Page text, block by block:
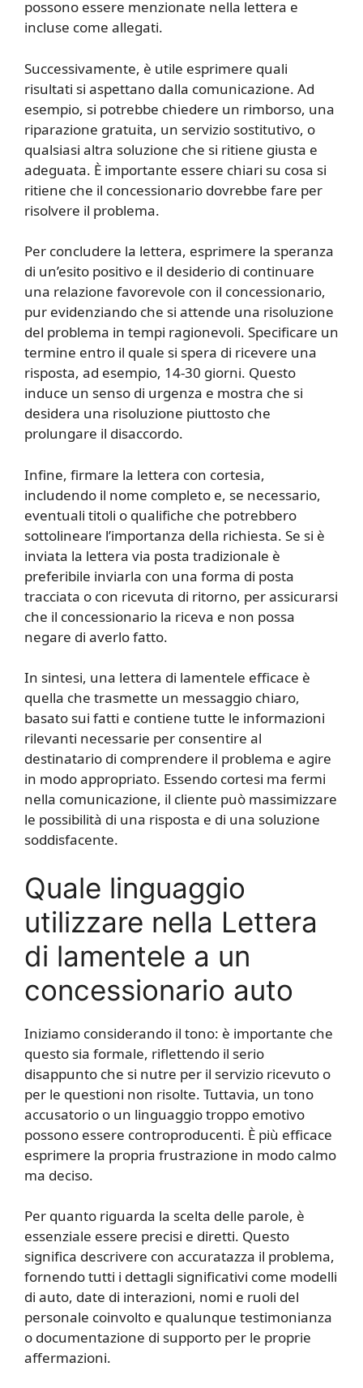
possono essere menzionate nella lettera e
incluse come allegati.
Successivamente, è utile esprimere quali
risultati si aspettano dalla comunicazione. Ad
esempio, si potrebbe chiedere un rimborso, una
riparazione gratuita, un servizio sostitutivo, o
qualsiasi altra soluzione che si ritiene giusta e
adeguata. È importante essere chiari su cosa si
ritiene che il concessionario dovrebbe fare per
risolvere il problema.
Per concludere la lettera, esprimere la speranza
di un’esito positivo e il desiderio di continuare
una relazione favorevole con il concessionario,
pur evidenziando che si attende una risoluzione
del problema in tempi ragionevoli. Specificare un
termine entro il quale si spera di ricevere una
risposta, ad esempio, 14-30 giorni. Questo
induce un senso di urgenza e mostra che si
desidera una risoluzione piuttosto che
prolungare il disaccordo.
Infine, firmare la lettera con cortesia,
includendo il nome completo e, se necessario,
eventuali titoli o qualifiche che potrebbero
sottolineare l’importanza della richiesta. Se si è
inviata la lettera via posta tradizionale è
preferibile inviarla con una forma di posta
tracciata o con ricevuta di ritorno, per assicurarsi
che il concessionario la riceva e non possa
negare di averlo fatto.
In sintesi, una lettera di lamentele efficace è
quella che trasmette un messaggio chiaro,
basato sui fatti e contiene tutte le informazioni
rilevanti necessarie per consentire al
destinatario di comprendere il problema e agire
in modo appropriato. Essendo cortesi ma fermi
nella comunicazione, il cliente può massimizzare
le possibilità di una risposta e di una soluzione
soddisfacente.
Quale linguaggio
utilizzare nella Lettera
di lamentele a un
concessionario auto
Iniziamo considerando il tono: è importante che
questo sia formale, riflettendo il serio
disappunto che si nutre per il servizio ricevuto o
per le questioni non risolte. Tuttavia, un tono
accusatorio o un linguaggio troppo emotivo
possono essere controproducenti. È più efficace
esprimere la propria frustrazione in modo calmo
ma deciso.
Per quanto riguarda la scelta delle parole, è
essenziale essere precisi e diretti. Questo
significa descrivere con accuratazza il problema,
fornendo tutti i dettagli significativi come modelli
di auto, date di interazioni, nomi e ruoli del
personale coinvolto e qualunque testimonianza
o documentazione di supporto per le proprie
affermazioni.